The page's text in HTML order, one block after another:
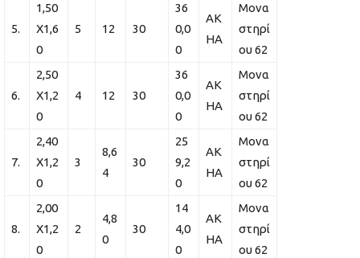
5.
1,50
Χ1,6
0
5 12 30
36
0,0
0
ΑΚ
ΗΑ
Μονα
στηρί
ου 62
6.
2,50
Χ1,2
0
4 12 30
36
0,0
0
ΑΚ
ΗΑ
Μονα
στηρί
ου 62
7.
2,40
Χ1,2
0
3
8,6
4
30
25
9,2
0
ΑΚ
ΗΑ
Μονα
στηρί
ου 62
8.
2,00
Χ1,2
0
2
4,8
0
30
14
4,0
0
ΑΚ
ΗΑ
Μονα
στηρί
ου 62